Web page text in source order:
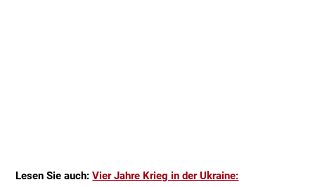
Lesen Sie auch:Vier Jahre Krieg in der Ukraine: